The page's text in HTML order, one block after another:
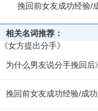
挽回前女友成功经验/
相关名词推荐：
《女方提出分手》
为什么男友说分手挽回
挽回前女友成功经验/成